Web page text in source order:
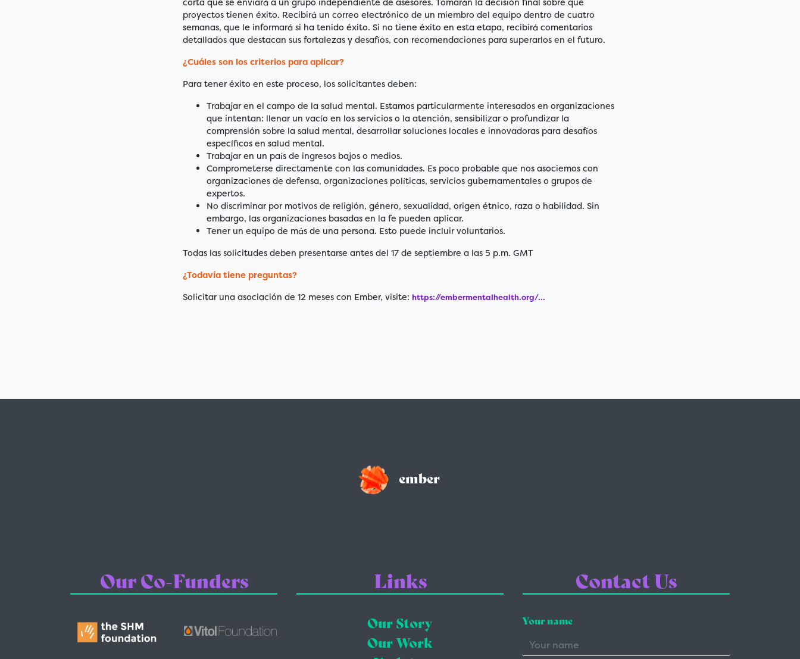
corta que se enviará a un grupo independiente de asesores. Tomarán la decisión final sobre qué
proyectos tienen éxito. Recibirá un correo electrónico de un miembro del equipo dentro de cuatro
semanas, que le informará si ha tenido éxito. Si no tiene éxito en esta etapa, recibirá comentarios
detallados que destacan sus fortalezas y desafíos, con recomendaciones para superarlos en el futuro.
¿Cuáles son los criterios para aplicar?
Para tener éxito en este proceso, los solicitantes deben:
Trabajar en el campo de la salud mental. Estamos particularmente interesados en organizaciones
que intentan: llenar un vacío en los servicios o la atención, sensibilizar o profundizar la
comprensión sobre la salud mental, desarrollar soluciones locales e innovadoras para desafíos
específicos en salud mental.
Trabajar en un país de ingresos bajos o medios.
Comprometerse directamente con las comunidades. Es poco probable que nos asociemos con
organizaciones de defensa, organizaciones políticas, servicios gubernamentales o grupos de
expertos.
No discriminar por motivos de religión, género, sexualidad, origen étnico, raza o habilidad. Sin
embargo, las organizaciones basadas en la fe pueden aplicar.
Tener un equipo de más de una persona. Esto puede incluir voluntarios.
Todas las solicitudes deben presentarse antes del 17 de septiembre a las 5 p.m. GMT
¿Todavía tiene preguntas?
Solicitar una asociación de 12 meses con Ember, visite: https://embermentalhealth.org/...
ember
Our Co-Funders Links
Our Story
Our Work
Contact Us
Your name